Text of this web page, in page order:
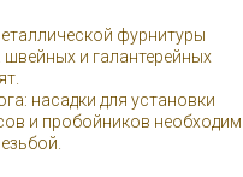
фурнитуры
швейных и галантерейных
насадки для установки
и пробойников